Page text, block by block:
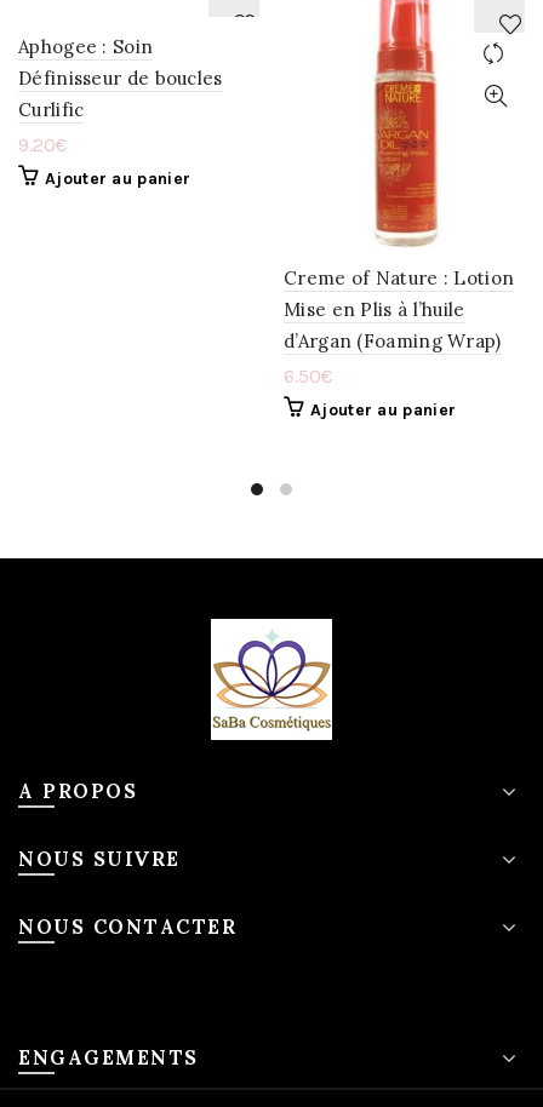
Aphogee : Soin
Définisseur de boucles
Curlific
9.20€
Ajouter au panier
Creme of Nature : Lotion
Mise en Plis à l’huile
d’Argan (Foaming Wrap)
6.50€
Ajouter au panier
A PROPOS
NOUS SUIVRE
NOUS CONTACTER
ENGAGEMENTS